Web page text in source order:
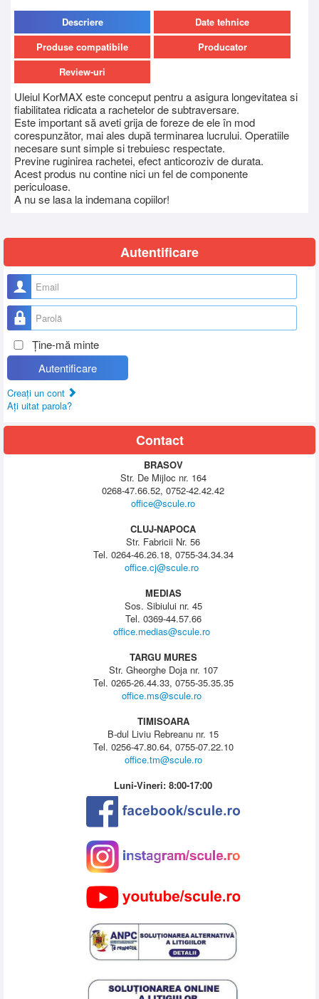
Descriere
Uleiul KorMAX este conceput pentru a asigura longevitatea si
fiabilitatea ridicata a rachetelor de subtraversare.
Este important să aveti grija de foreze de ele în mod
corespunzător, mai ales după terminarea lucrului. Operatiile
necesare sunt simple si trebuiesc respectate.
Previne ruginirea rachetei, efect anticoroziv de durata.
Acest produs nu contine nici un fel de componente
periculoase.
A nu se lasa la indemana copiilor!
Date tehnice
Produse compatibile
Producator
Review-uri
Autentificare
Nume utilizator
Parolă
Ţine-mă minte
Autentificare
Creaţi un cont
Aţi uitat parola?
Contact
BRASOV
Str. De Mijloc nr. 164
0268-47.66.52, 0752-42.42.42
office@scule.ro
CLUJ-NAPOCA
Str. Fabricii Nr. 56
Tel. 0264-46.26.18, 0755-34.34.34
office.cj@scule.ro
MEDIAS
Sos. Sibiului nr. 45
Tel. 0369-44.57.66
office.medias@scule.ro
TARGU MURES
Str. Gheorghe Doja nr. 107
Tel. 0265-26.44.33, 0755-35.35.35
office.ms@scule.ro
TIMISOARA
B-dul Liviu Rebreanu nr. 15
Tel. 0256-47.80.64, 0755-07.22.10
office.tm@scule.ro
Luni-Vineri: 8:00-17:00